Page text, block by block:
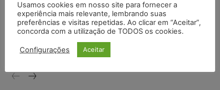
NOTÍCIAS 07/08/2026
Justiça de SP decreta prisão de suspeito investigado na
NOTÍCIAS 07/08/2026
Usamos cookies em nosso site para fornecer a
experiência mais relevante, lembrando suas
preferências e visitas repetidas. Ao clicar em “Aceitar”,
concorda com a utilização de TODOS os cookies.
Configurações Aceitar